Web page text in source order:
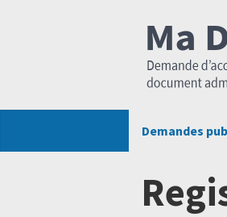
Demandes